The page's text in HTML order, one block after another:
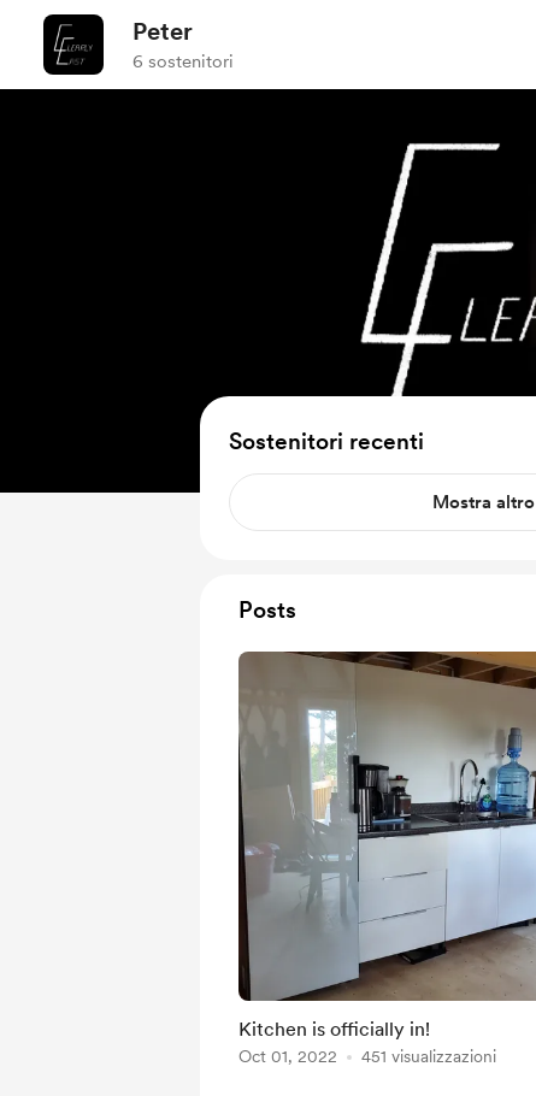
Peter
6 sostenitori
Sostenitori recenti
Mostra altro
Posts
Kitchen is officially in!
Oct 01, 2022 451 visualizzazioni